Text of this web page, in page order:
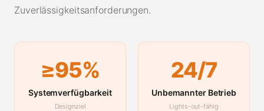
Zuverlässigkeitsanforderungen.
≥95%
Systemverfügbarkeit
Designziel
24/7
Unbemannter Betrieb
Lights-out-fähig